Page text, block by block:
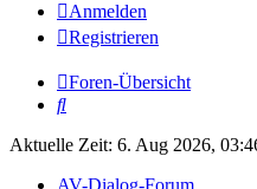
Anmelden
Registrieren
Foren-Übersicht
Suche
Aktuelle Zeit: 6. Aug 2026,